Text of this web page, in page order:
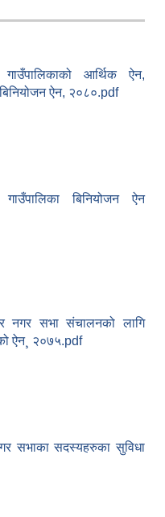
गाउँपालिकाको आर्थिक ऐन,
बिनियोजन ऐन, २०८०.pdf
गाउँपालिका बिनियोजन ऐन
नगर सभा संचालनको लागि
ऐन¸ २०७५.pdf
सभाका सदस्यहरुका सुविधा